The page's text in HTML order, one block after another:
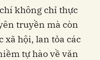
không chỉ thực
truyền mà còn
xã hội, lan tỏa các
tự hào về văn